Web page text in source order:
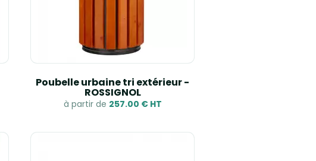
Poubelle urbaine tri extérieur -
ROSSIGNOL
à partir de 257.00 € HT